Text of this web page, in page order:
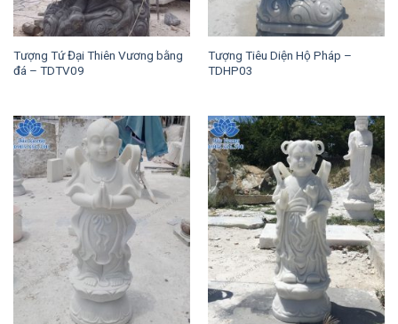
Tượng Tứ Đại Thiên Vương bằng
đá – TDTV09
Tượng Tiêu Diện Hộ Pháp –
TDHP03